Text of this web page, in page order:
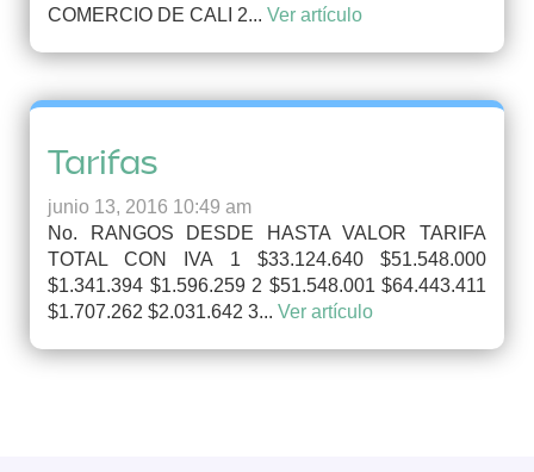
COMERCIO DE CALI 2... Ver artículo
Tarifas
junio 13, 2016 10:49 am
No. RANGOS DESDE HASTA VALOR TARIFA
TOTAL CON IVA 1 $33.124.640 $51.548.000
$1.341.394 $1.596.259 2 $51.548.001 $64.443.411
$1.707.262 $2.031.642 3... Ver artículo